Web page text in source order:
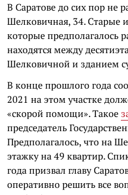
В Саратове до сих пор не
Шелковичная, 34. Старые
которые предполагалось
находятся между
Шелковичной и зданием
В конце прошлого года
2021 на этом участке
«скорой помощи». Такое
председатель
Предполагалось, что на
этажку на 49 квартир.
года призвал главу
оперативно решить все